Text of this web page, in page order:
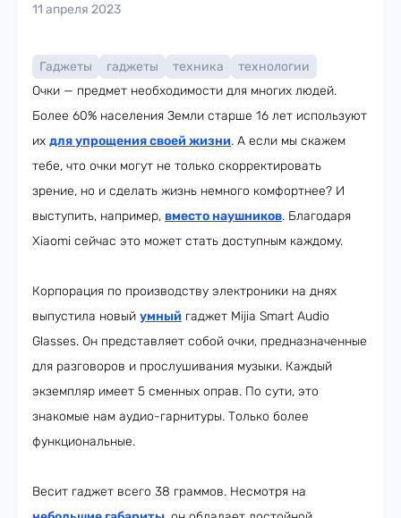
11 апреля 2023
Гаджеты гаджеты техника
технологии
Очки — предмет необходимости для многих людей.
Более 60% населения Земли старше 16 лет используют
их для упрощения своей жизни. А если мы скажем
тебе, что очки могут не только скорректировать
зрение, но и сделать жизнь немного комфортнее? И
выступить, например, вместо наушников. Благодаря
Xiaomi сейчас это может стать доступным каждому.
Корпорация по производству электроники на днях
выпустила новый умный гаджет Mijia Smart Audio
Glasses. Он представляет собой очки, предназначенные
для разговоров и прослушивания музыки. Каждый
экземпляр имеет 5 сменных оправ. По сути, это
знакомые нам аудио-гарнитуры. Только более
функциональные.
Весит гаджет всего 38 граммов. Несмотря на